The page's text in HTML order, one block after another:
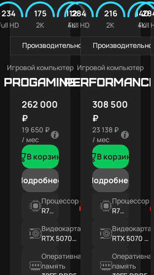
234
HD
175
2K
112
4K
Производительность в играх
Игровой компьютер
PROGAMING
262 000
₽
19 650 ₽
/ мес
В корзину
Подробнее
Процессор
R7
Видеокарта
RTX 5070
Оперативная
память
284
Full HD
216
2K
140
4K
Игровой компьютер
Performance
308 500
₽
23 138 ₽
/ мес
В корзину
Подробнее
Процессор
R7
Видеокарта
RTX 5070 Ti
Оперативная
память
Full